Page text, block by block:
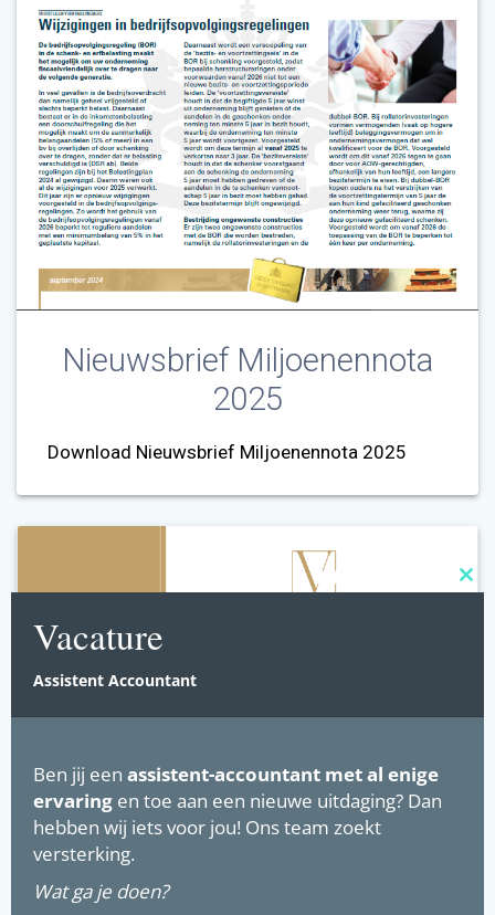
Nieuwsbrief Miljoenennota
2025
Download Nieuwsbrief Miljoenennota 2025
Vacature
Assistent Accountant
Ben jij een assistent-accountant met al enige
ervaring en toe aan een nieuwe uitdaging? Dan
hebben wij iets voor jou! Ons team zoekt
versterking.
Wat ga je doen?